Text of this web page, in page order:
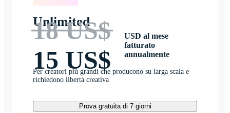
Unlimited
18 US$
15 US$
USD al mese
fatturato
annualmente
Per creatori più grandi che producono su larga scala e
richiedono libertà creativa
Prova gratuita di 7 giorni